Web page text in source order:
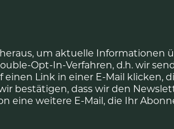
um aktuelle Informationen
Opt-In-Verfahren, d.h. wir
einen Link in einer E-Mail klicken,
bestätigen, dass wir den
eine weitere E-Mail, die Ihr